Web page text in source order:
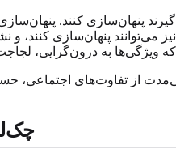
پنهان‌سازی کنند.
پنهان‌سازی کنند، و
از تفاوت‌های اجتماعی،